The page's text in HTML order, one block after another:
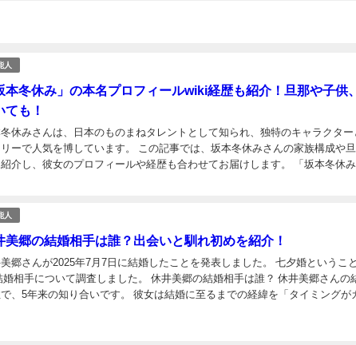
人
本冬休み」の本名プロフィールwiki経歴も紹介！旦那や子供
ても！
休みさんは、日本のものまねタレントとして知られ、独特のキャラクタ
ーで人気を博しています。 この記事では、坂本冬休みさんの家族構成や
介し、彼女のプロフィールや経歴も合わせてお届けします。 「坂本冬休み
人
美郷の結婚相手は誰？出会いと馴れ初めを紹介！
郷さんが2025年7月7日に結婚したことを発表しました。 七夕婚というこ
婚相手について調査しました。 休井美郷の結婚相手は誰？ 休井美郷さんの
、5年来の知り合いです。 彼女は結婚に至るまでの経緯を「タイミングが